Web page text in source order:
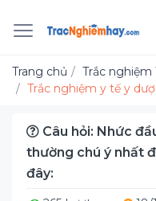
Trang chủ
Trắc nghiệm
Trắc nghiệm y tế y
Câu hỏi: Nhức
thường chú ý nhất
đây: